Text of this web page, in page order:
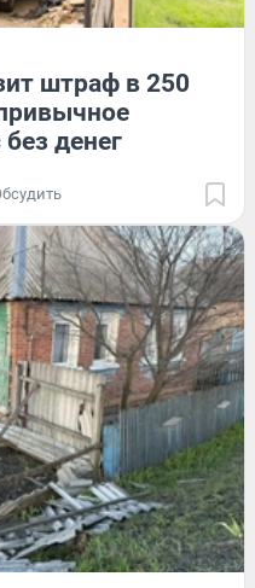
штраф в 250
денег